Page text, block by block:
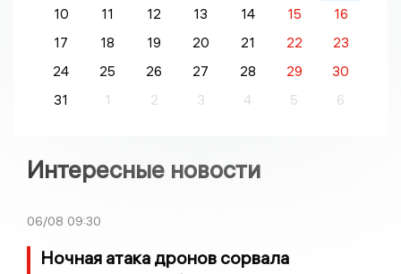
10
11 12 13 14 15
16
17
18 19 20 21 22
23
24
25 26 27 28 29
30
31
1 2 3 4 5 6
Интересные новости
06/08 09:30
Ночная атака дронов сорвала